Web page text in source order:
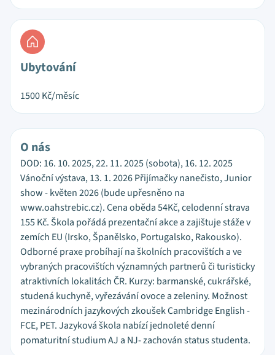
Ubytování
1500Kč/měsíc
O nás
DOD: 16. 10. 2025, 22. 11. 2025 (sobota), 16. 12. 2025
Vánoční výstava, 13. 1. 2026 Přijímačky nanečisto, Junior
show - květen 2026 (bude upřesněno na
www.oahstrebic.cz). Cena oběda 54Kč, celodenní strava
155 Kč. Škola pořádá prezentační akce a zajištuje stáže v
zemích EU (Irsko, Španělsko, Portugalsko, Rakousko).
Odborné praxe probíhají na školních pracovištích a ve
vybraných pracovištích významných partnerů či turisticky
atraktivních lokalitách ČR. Kurzy: barmanské, cukrářské,
studená kuchyně, vyřezávání ovoce a zeleniny. Možnost
mezinárodních jazykových zkoušek Cambridge English -
FCE, PET. Jazyková škola nabízí jednoleté denní
pomaturitní studium AJ a NJ- zachován status studenta.